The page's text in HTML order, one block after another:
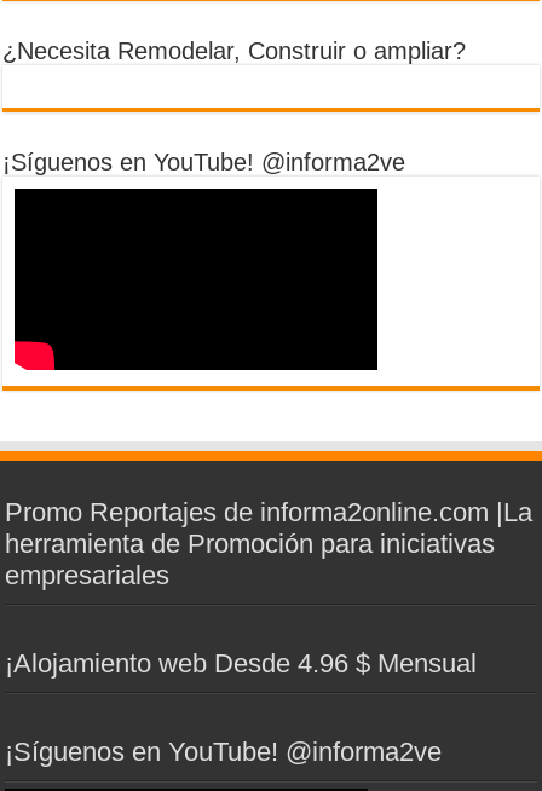
¿Necesita Remodelar, Construir o ampliar?
¡Síguenos en YouTube! @informa2ve
Promo Reportajes de informa2online.com |La
herramienta de Promoción para iniciativas
empresariales
¡Alojamiento web Desde 4.96 $ Mensual
¡Síguenos en YouTube! @informa2ve